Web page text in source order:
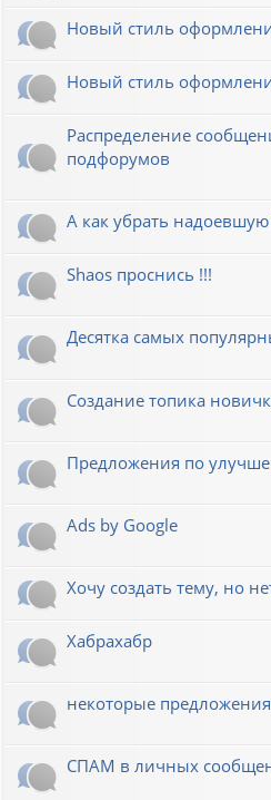
Новый стиль
Новый стиль
Распределение
подфорумов
А как убрать
Shaos проснись !!!
Десятка самых
Создание топика
Предложения по
Ads by Google
Хочу создать тему, но
Хабрахабр
некоторые
СПАМ в личных